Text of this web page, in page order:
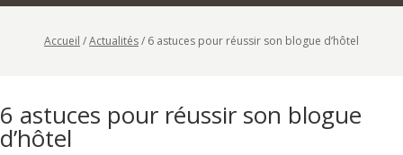
Accueil /Actualités/ 6 astuces pour réussir son blogue d’hôtel
6 astuces pour réussir son blogue
d’hôtel